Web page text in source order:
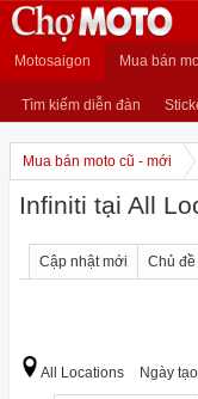
Motosaigon Mua bán
Tìm kiếm diễn đàn
Mua bán moto cũ - mới
Infiniti tại All
Cập nhật mới Chủ
All Locations Ngày tạo